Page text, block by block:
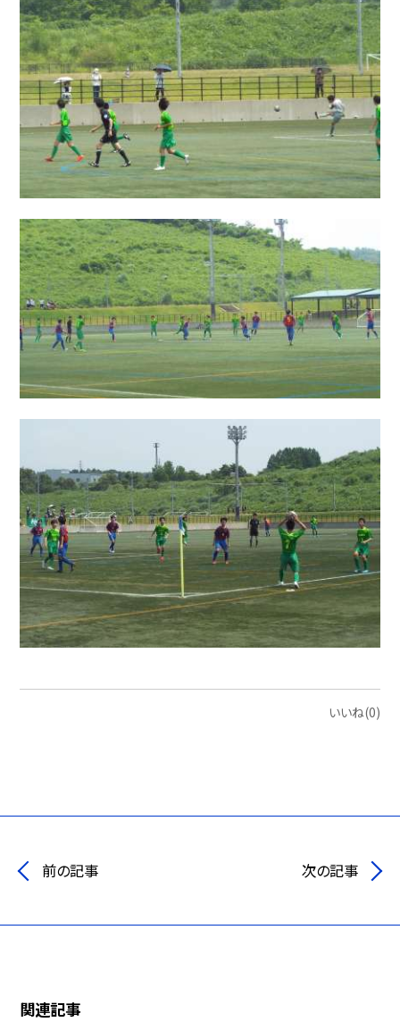
いいね(0)
前の記事 次の記事
関連記事